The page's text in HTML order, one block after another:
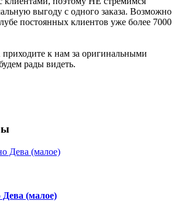
выгоду с одного заказа. Возможно
постоянных клиентов уже более 7000
приходите к нам за оригинальными
рады видеть.
Дева (малое)